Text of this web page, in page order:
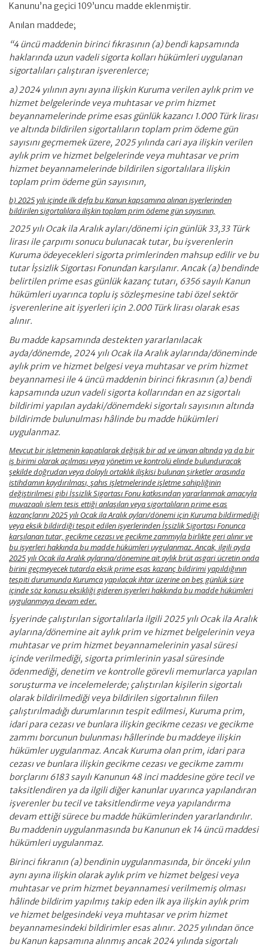
Kanunu’na geçici 109’uncu madde eklenmiştir.
Anılan maddede;
“4 üncü maddenin birinci fıkrasının (a) bendi kapsamında
haklarında uzun vadeli sigorta kolları hükümleri uygulanan
sigortalıları çalıştıran işverenlerce;
a) 2024 yılının aynı ayına ilişkin Kuruma verilen aylık prim ve
hizmet belgelerinde veya muhtasar ve prim hizmet
beyannamelerinde prime esas günlük kazancı 1.000 Türk lirası
ve altında bildirilen sigortalıların toplam prim ödeme gün
sayısını geçmemek üzere, 2025 yılında cari aya ilişkin verilen
aylık prim ve hizmet belgelerinde veya muhtasar ve prim
hizmet beyannamelerinde bildirilen sigortalılara ilişkin
toplam prim ödeme gün sayısının,
b) 2025 yılı içinde ilk defa bu Kanun kapsamına alınan işyerlerinden
bildirilen sigortalılara ilişkin toplam prim ödeme gün sayısının,
2025 yılı Ocak ila Aralık ayları/dönemi için günlük 33,33 Türk
lirası ile çarpımı sonucu bulunacak tutar, bu işverenlerin
Kuruma ödeyecekleri sigorta primlerinden mahsup edilir ve bu
tutar İşsizlik Sigortası Fonundan karşılanır. Ancak (a) bendinde
belirtilen prime esas günlük kazanç tutarı, 6356 sayılı Kanun
hükümleri uyarınca toplu iş sözleşmesine tabi özel sektör
işverenlerine ait işyerleri için 2.000 Türk lirası olarak esas
alınır.
Bu madde kapsamında destekten yararlanılacak
ayda/dönemde, 2024 yılı Ocak ila Aralık aylarında/döneminde
aylık prim ve hizmet belgesi veya muhtasar ve prim hizmet
beyannamesi ile 4 üncü maddenin birinci fıkrasının (a) bendi
kapsamında uzun vadeli sigorta kollarından en az sigortalı
bildirimi yapılan aydaki/dönemdeki sigortalı sayısının altında
bildirimde bulunulması hâlinde bu madde hükümleri
uygulanmaz.
Mevcut bir işletmenin kapatılarak değişik bir ad ve ünvan altında ya da bir
iş birimi olarak açılması veya yönetim ve kontrolü elinde bulunduracak
şekilde doğrudan veya dolaylı ortaklık ilişkisi bulunan şirketler arasında
istihdamın kaydırılması, şahıs işletmelerinde işletme sahipliğinin
değiştirilmesi gibi İşsizlik Sigortası Fonu katkısından yararlanmak amacıyla
muvazaalı işlem tesis ettiği anlaşılan veya sigortalıların prime esas
kazançlarını 2025 yılı Ocak ila Aralık ayları/dönemi için Kuruma bildirmediği
veya eksik bildirdiği tespit edilen işyerlerinden İşsizlik Sigortası Fonunca
karşılanan tutar, gecikme cezası ve gecikme zammıyla birlikte geri alınır ve
bu işyerleri hakkında bu madde hükümleri uygulanmaz. Ancak, ilgili ayda
2025 yılı Ocak ila Aralık aylarına/dönemine ait aylık brüt asgari ücretin onda
birini geçmeyecek tutarda eksik prime esas kazanç bildirimi yapıldığının
tespiti durumunda Kurumca yapılacak ihtar üzerine on beş günlük süre
içinde söz konusu eksikliği gideren işyerleri hakkında bu madde hükümleri
uygulanmaya devam eder.
İşyerinde çalıştırılan sigortalılarla ilgili 2025 yılı Ocak ila Aralık
aylarına/dönemine ait aylık prim ve hizmet belgelerinin veya
muhtasar ve prim hizmet beyannamelerinin yasal süresi
içinde verilmediği, sigorta primlerinin yasal süresinde
ödenmediği, denetim ve kontrolle görevli memurlarca yapılan
soruşturma ve incelemelerde; çalıştırılan kişilerin sigortalı
olarak bildirilmediği veya bildirilen sigortalının fiilen
çalıştırılmadığı durumlarının tespit edilmesi, Kuruma prim,
idari para cezası ve bunlara ilişkin gecikme cezası ve gecikme
zammı borcunun bulunması hâllerinde bu maddeye ilişkin
hükümler uygulanmaz. Ancak Kuruma olan prim, idari para
cezası ve bunlara ilişkin gecikme cezası ve gecikme zammı
borçlarını 6183 sayılı Kanunun 48 inci maddesine göre tecil ve
taksitlendiren ya da ilgili diğer kanunlar uyarınca yapılandıran
işverenler bu tecil ve taksitlendirme veya yapılandırma
devam ettiği sürece bu madde hükümlerinden yararlandırılır.
Bu maddenin uygulanmasında bu Kanunun ek 14 üncü maddesi
hükümleri uygulanmaz.
Birinci fıkranın (a) bendinin uygulanmasında, bir önceki yılın
aynı ayına ilişkin olarak aylık prim ve hizmet belgesi veya
muhtasar ve prim hizmet beyannamesi verilmemiş olması
hâlinde bildirim yapılmış takip eden ilk aya ilişkin aylık prim
ve hizmet belgesindeki veya muhtasar ve prim hizmet
beyannamesindeki bildirimler esas alınır. 2025 yılından önce
bu Kanun kapsamına alınmış ancak 2024 yılında sigortalı